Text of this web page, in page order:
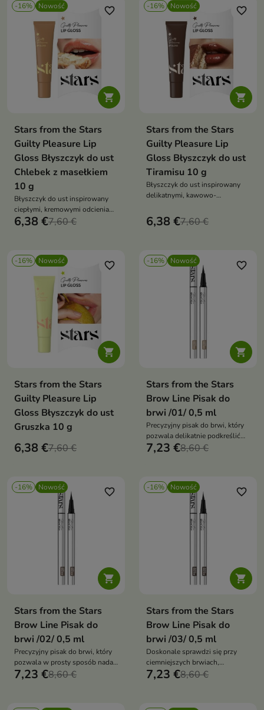
-16% Nowość

favorite_border
Stars from the Stars
Guilty Pleasure Lip
Gloss Błyszczyk do ust
Chlebek z masełkiem
10 g
Błyszczyk do ust inspirowany
ciepłymi, kremowymi odcieniami
codziennej słodkiej
6,38 €7,60 €
-16% Nowość

favorite_border
Stars from the Stars
Guilty Pleasure Lip
Gloss Błyszczyk do ust
Tiramisu 10 g
Błyszczyk do ust inspirowany
delikatnymi, kawowo-
popularnego deseru.
6,38 €7,60 €
-16% Nowość

favorite_border
Stars from the Stars
Guilty Pleasure Lip
Gloss Błyszczyk do ust
Gruszka 10 g
6,38 €7,60 €
-16% Nowość

favorite_border
Stars from the Stars
Brow Line Pisak do
brwi /01/ 0,5 ml
Precyzyjny pisak do brwi, który
pozwala delikatnie podkreślić
ich kształt i stworzyć efekt
7,23 €8,60 €
-16% Nowość

favorite_border
Stars from the Stars
Brow Line Pisak do
brwi /02/ 0,5 ml
Precyzyjny pisak do brwi, który
pozwala w prosty sposób nadać
brwiom idealny kształt i
7,23 €8,60 €
-16% Nowość

favorite_border
Stars from the Stars
Brow Line Pisak do
brwi /03/ 0,5 ml
Doskonale sprawdzi się przy
ciemniejszych brwiach,
zapewniając trwały i estetyczny
7,23 €8,60 €